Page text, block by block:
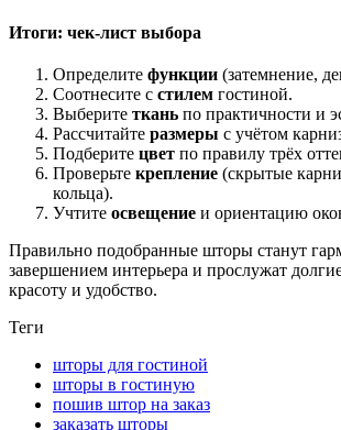
Итоги: чек‑лист выбора
Определите функции (затемнение,
Соотнесите с стилем гостиной.
Выберите ткань по практичности и
Рассчитайте размеры с учётом
Подберите цвет по правилу трёх
Проверьте крепление (скрытые
кольца).
Учтите освещение и ориентацию
Правильно подобранные шторы станут
завершением интерьера и прослужат
красоту и удобство.
Теги
шторы для гостиной
шторы в гостиную
пошив штор на заказ
заказать шторы